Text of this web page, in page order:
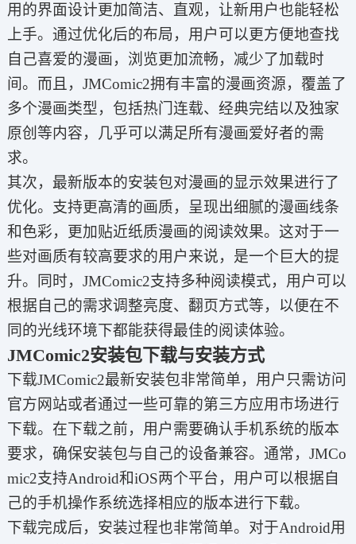
用的界面设计更加简洁、直观，让新用户也能轻松
上手。通过优化后的布局，用户可以更方便地查找
自己喜爱的漫画，浏览更加流畅，减少了加载时
间。而且，JMComic2拥有丰富的漫画资源，覆盖了
多个漫画类型，包括热门连载、经典完结以及独家
原创等内容，几乎可以满足所有漫画爱好者的需
求。
其次，最新版本的安装包对漫画的显示效果进行了
优化。支持更高清的画质，呈现出细腻的漫画线条
和色彩，更加贴近纸质漫画的阅读效果。这对于一
些对画质有较高要求的用户来说，是一个巨大的提
升。同时，JMComic2支持多种阅读模式，用户可以
根据自己的需求调整亮度、翻页方式等，以便在不
同的光线环境下都能获得最佳的阅读体验。
JMComic2安装包下载与安装方式
下载JMComic2最新安装包非常简单，用户只需访问
官方网站或者通过一些可靠的第三方应用市场进行
下载。在下载之前，用户需要确认手机系统的版本
要求，确保安装包与自己的设备兼容。通常，JMCo
mic2支持Android和iOS两个平台，用户可以根据自
己的手机操作系统选择相应的版本进行下载。
下载完成后，安装过程也非常简单。对于Android用